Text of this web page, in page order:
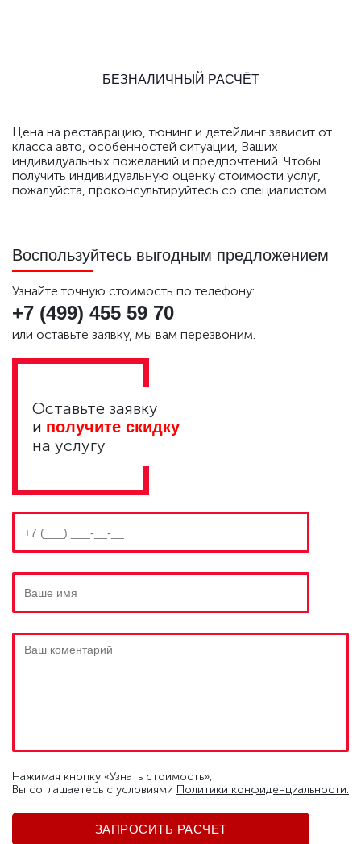
БЕЗНАЛИЧНЫЙ РАСЧЁТ
Цена на реставрацию, тюнинг и детейлинг зависит от
класса авто, особенностей ситуации, Ваших
индивидуальных пожеланий и предпочтений. Чтобы
получить индивидуальную оценку стоимости услуг,
пожалуйста, проконсультируйтесь со специалистом.
Воспользуйтесь выгодным предложением
Узнайте точную стоимость по телефону:
+7 (499) 455 59 70
или оставьте заявку, мы вам перезвоним.
Оставьте заявку
и получите скидку
на услугу
Нажимая кнопку «Узнать стоимость»,
Вы соглашаетесь c условиями Политики конфиденциальности.